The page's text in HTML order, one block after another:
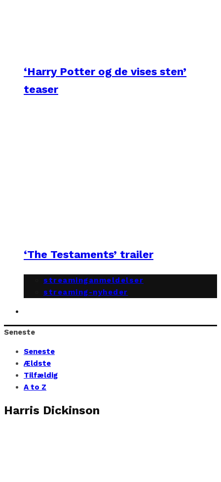
‘Harry Potter og de vises sten’
teaser
‘The Testaments’ trailer
streaminganmeldelser
streaming-nyheder
Seneste
Seneste
Ældste
Tilfældig
A to Z
Harris Dickinson